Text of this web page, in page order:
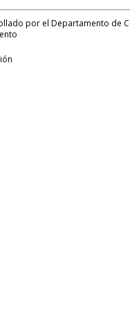
por el Departamento de